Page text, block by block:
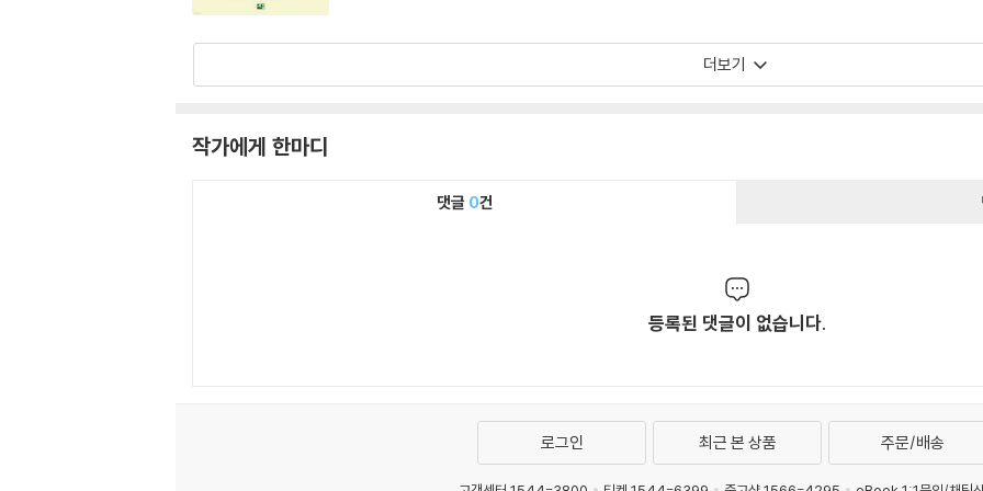
더보기
작가에게 한마디
댓글 0건
등록된 댓글이 없습니다.
로그인 최근 본 상품 주문/배송